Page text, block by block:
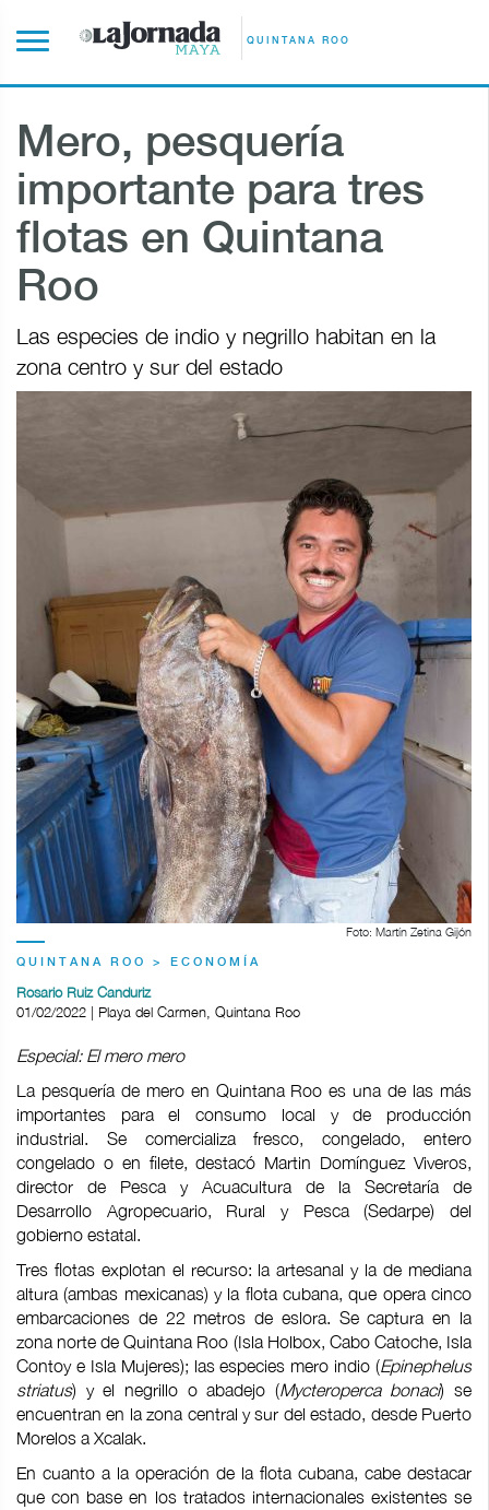
QUINTANA ROO
Mero, pesquería
importante para tres
flotas en Quintana
Roo
Las especies de indio y negrillo habitan en la
zona centro y sur del estado
Foto: Martín Zetina Gijón
QUINTANA ROO > ECONOMÍA
Rosario Ruiz Canduriz
01/02/2022 | Playa del Carmen, Quintana Roo
Especial: El mero mero
La pesquería de mero en Quintana Roo es una de las más
importantes para el consumo local y de producción
industrial. Se comercializa fresco, congelado, entero
congelado o en filete, destacó Martin Domínguez Viveros,
director de Pesca y Acuacultura de la Secretaría de
Desarrollo Agropecuario, Rural y Pesca (Sedarpe) del
gobierno estatal.
Tres flotas explotan el recurso: la artesanal y la de mediana
altura (ambas mexicanas) y la flota cubana, que opera cinco
embarcaciones de 22 metros de eslora. Se captura en la
zona norte de Quintana Roo (Isla Holbox, Cabo Catoche, Isla
Contoy e Isla Mujeres); las especies mero indio (Epinephelus
striatus) y el negrillo o abadejo (Mycteroperca bonaci) se
encuentran en la zona central y sur del estado, desde Puerto
Morelos a Xcalak.
En cuanto a la operación de la flota cubana, cabe destacar
que con base en los tratados internacionales existentes se